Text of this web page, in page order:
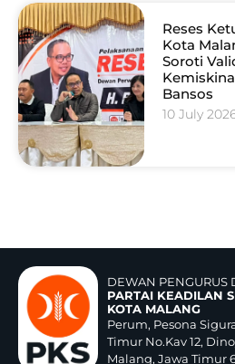
Reses
Kota
Soroti
Bansos
10 July
DEWAN PENGURUS
PARTAI KEADILAN
KOTA MALANG
Perum, Pesona
Timur No.Kav 12,
Malang, Jawa Timur